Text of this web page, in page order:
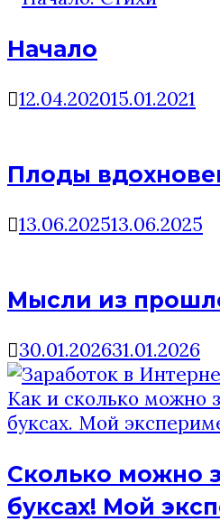
Начало
12.04.202015.01.2021
Плоды
13.06.202513.06.2025
Мысли из
30.01.202631.01.2026
Сколько можно
буксах! Мой